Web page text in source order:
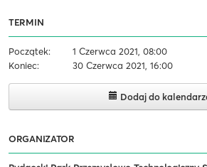
TERMIN
Początek:
1 Czerwca 2021, 08:00
Koniec:
30 Czerwca 2021, 16:00
Dodaj do
ORGANIZATOR